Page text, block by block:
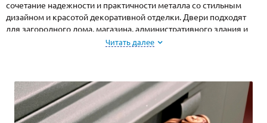
сочетание надежности и практичности металла со стильным
дизайном и красотой декоративной отделки. Двери подходят
для загородного дома, магазина, административного здания и
других объектов недвижимости.
металлоконструкций по индивидуальным размерам. Срок
изготовления дверей от 2 дней.
Читать далее